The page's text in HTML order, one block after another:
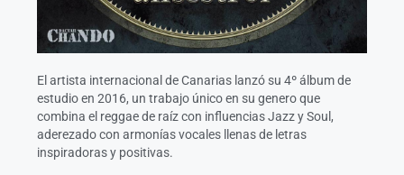
El artista internacional de Canarias lanzó su 4º álbum de
estudio en 2016, un trabajo único en su genero que
combina el reggae de raíz con influencias Jazz y Soul,
aderezado con armonías vocales llenas de letras
inspiradoras y positivas.